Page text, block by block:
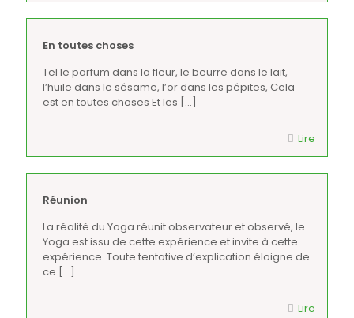
En toutes choses
Tel le parfum dans la fleur, le beurre dans le lait,
l’huile dans le sésame, l’or dans les pépites, Cela
est en toutes choses Et les […]
Lire
Réunion
La réalité du Yoga réunit observateur et observé, le
Yoga est issu de cette expérience et invite à cette
expérience. Toute tentative d’explication éloigne de
ce […]
Lire